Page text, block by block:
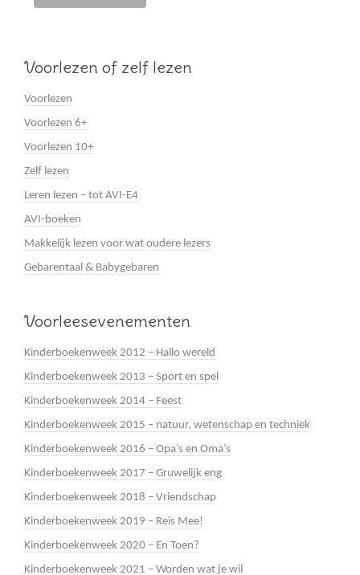
Voorlezen of zelf lezen
Voorlezen
Voorlezen 6+
Voorlezen 10+
Zelf lezen
Leren lezen – tot AVI-E4
AVI-boeken
Makkelijk lezen voor wat oudere lezers
Gebarentaal & Babygebaren
Voorleesevenementen
Kinderboekenweek 2012 – Hallo wereld
Kinderboekenweek 2013 – Sport en spel
Kinderboekenweek 2014 – Feest
Kinderboekenweek 2015 – natuur, wetenschap en techniek
Kinderboekenweek 2016 – Opa’s en Oma’s
Kinderboekenweek 2017 – Gruwelijk eng
Kinderboekenweek 2018 – Vriendschap
Kinderboekenweek 2019 – Reis Mee!
Kinderboekenweek 2020 – En Toen?
Kinderboekenweek 2021 – Worden wat je wil